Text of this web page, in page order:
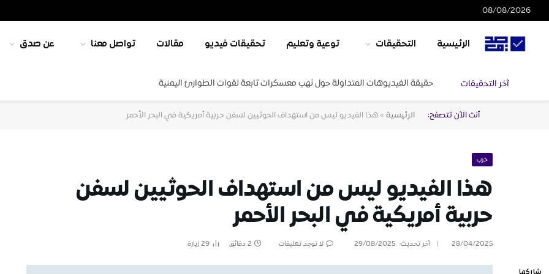
08/08/2026
الرئيسية التحقيقات توعية وتعليم تحقيقات فيديو مقالات تواصل معنا عن صدق
آخر التحقيقات حقيقة الفيديوهات المتداولة حول نهب معسكرات تابعة لقوات الطوارئ اليمنية
أنت الآن تتصفح: الرئيسية»هذا الفيديو ليس من استهداف الحوثيين لسفن حربية أمريكية في البحر الأحمر
حرب
هذا الفيديو ليس من استهداف الحوثيين لسفن
حربية أمريكية في البحر الأحمر
28/04/2025 آخر تحديث: 29/08/2025 لا توجد تعليقات 2 دقائق 29زيارة